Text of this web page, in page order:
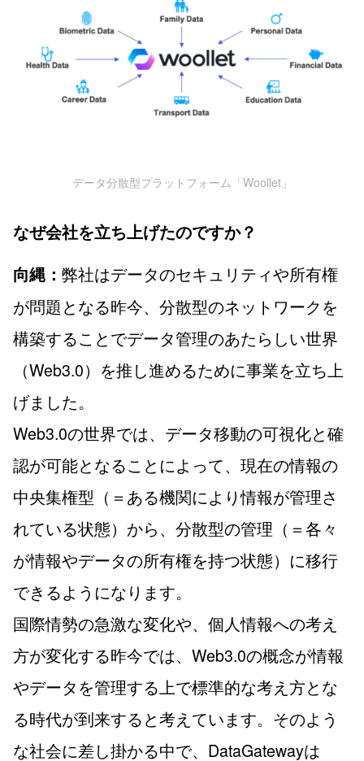
データ分散型プラットフォーム「Woollet」
なぜ会社を立ち上げたのですか？
向縄： 弊社はデータのセキュリティや所有権
が問題となる昨今、分散型のネットワークを
構築することでデータ管理のあたらしい世界
（Web3.0）を推し進めるために事業を立ち上
げました。
Web3.0の世界では、データ移動の可視化と確
認が可能となることによって、現在の情報の
中央集権型（＝ある機関により情報が管理さ
れている状態）から、分散型の管理（＝各々
が情報やデータの所有権を持つ状態）に移行
できるようになります。
国際情勢の急激な変化や、個人情報への考え
方が変化する昨今では、Web3.0の概念が情報
やデータを管理する上で標準的な考え方とな
る時代が到来すると考えています。そのよう
な社会に差し掛かる中で、DataGatewayは